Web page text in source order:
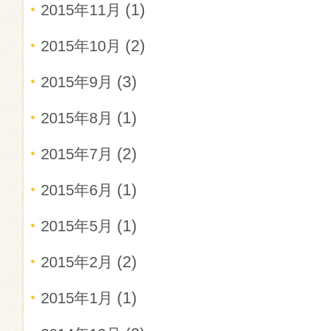
2015年11月 (1)
2015年10月 (2)
2015年9月 (3)
2015年8月 (1)
2015年7月 (2)
2015年6月 (1)
2015年5月 (1)
2015年2月 (2)
2015年1月 (1)